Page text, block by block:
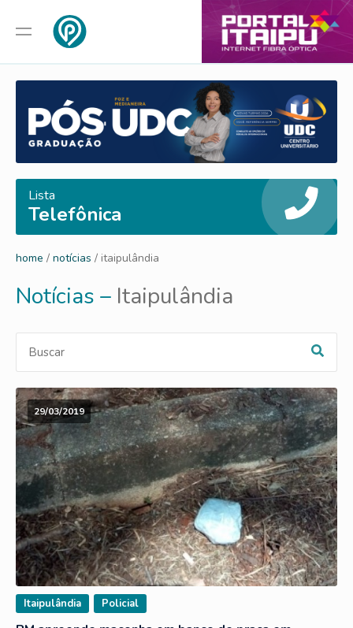
Lista
Telefônica
home / notícias / itaipulândia
Notícias – Itaipulândia
29/03/2019
Itaipulândia Policial